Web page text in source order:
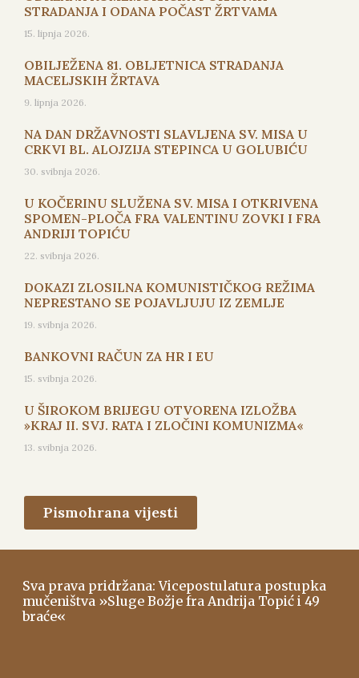
STRADANJA I ODANA POČAST ŽRTVAMA
15. lipnja 2026.
OBILJEŽENA 81. OBLJETNICA STRADANJA
MACELJSKIH ŽRTAVA
9. lipnja 2026.
NA DAN DRŽAVNOSTI SLAVLJENA SV. MISA U
CRKVI BL. ALOJZIJA STEPINCA U GOLUBIĆU
30. svibnja 2026.
U KOČERINU SLUŽENA SV. MISA I OTKRIVENA
SPOMEN-PLOČA FRA VALENTINU ZOVKI I FRA
ANDRIJI TOPIĆU
22. svibnja 2026.
DOKAZI ZLOSILNA KOMUNISTIČKOG REŽIMA
NEPRESTANO SE POJAVLJUJU IZ ZEMLJE
19. svibnja 2026.
BANKOVNI RAČUN ZA HR I EU
15. svibnja 2026.
U ŠIROKOM BRIJEGU OTVORENA IZLOŽBA
»KRAJ II. SVJ. RATA I ZLOČINI KOMUNIZMA«
13. svibnja 2026.
Pismohrana vijesti
Sva prava pridržana: Vicepostulatura postupka
mučeništva »Sluge Božje fra Andrija Topić i 49
braće«